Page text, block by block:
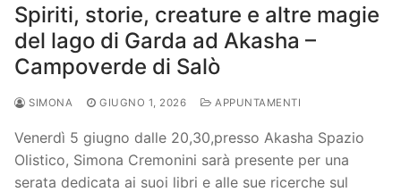
Spiriti, storie, creature e altre magie
del lago di Garda ad Akasha –
Campoverde di Salò
SIMONA GIUGNO 1, 2026 APPUNTAMENTI
Venerdì 5 giugno dalle 20,30,presso Akasha Spazio
Olistico, Simona Cremonini sarà presente per una
serata dedicata ai suoi libri e alle sue ricerche sul